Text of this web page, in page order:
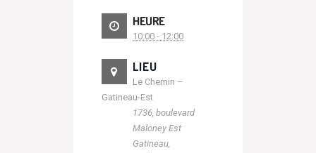
HEURE
10:00 - 12:00
LIEU
Le Chemin –
Gatineau-Est
1736, boulevard
Maloney Est
Gatineau,